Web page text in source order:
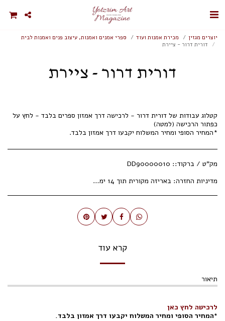
יוצרים מגזין מכירת אמנות ועוד
ספרי אמנים ואמנות, עיצוב פנים ואמנות לבית
דורית דרור - ציירת
דורית דרור - ציירת
קטלוג עבודות של דורית דרור - לרכישה דרך אמזון ספרים בלבד - לחץ על
*המחיר הסופי ומחיר המשלוח יקבעו דרך אמזון בלבד.
מק"ט / ברקוד:: DD90000010
מדיניות החזרה: באריזה מקורית תוך 14 ימי עסקים.
קרא עוד
תיאור
לרכישה לחץ כאן
*המחיר הסופי ומחיר המשלוח יקבעו דרך אמזון בלבד.